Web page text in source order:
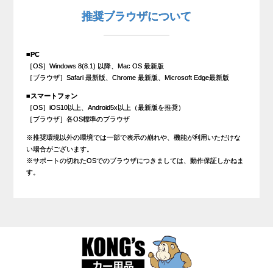
推奨ブラウザについて
■PC
［OS］Windows 8(8.1) 以降、Mac OS 最新版
［ブラウザ］Safari 最新版、Chrome 最新版、Microsoft Edge最新版
■スマートフォン
［OS］iOS10以上、Android5x以上（最新版を推奨）
［ブラウザ］各OS標準のブラウザ
※推奨環境以外の環境では一部で表示の崩れや、機能が利用いただけな
い場合がございます。
※サポートの切れたOSでのブラウザにつきましては、動作保証しかねま
す。